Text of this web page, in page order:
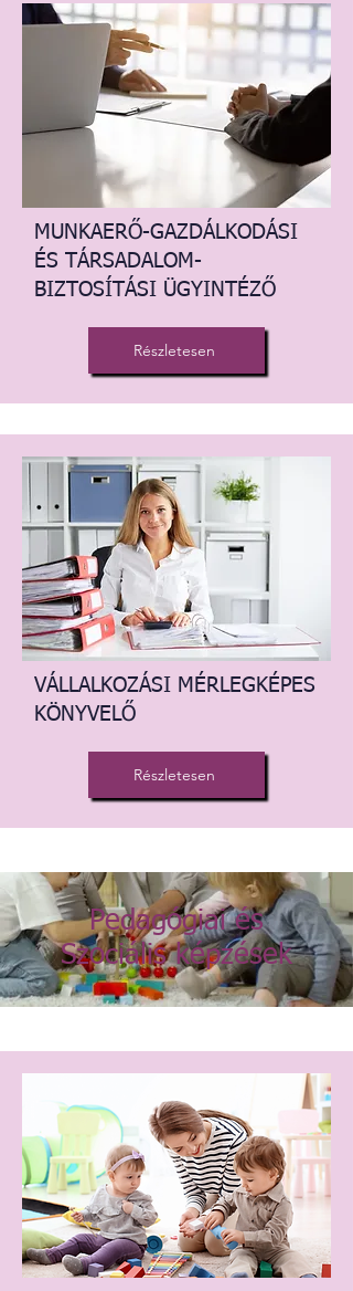
MUNKAERŐ-GAZDÁLKODÁSI
ÉS TÁRSADALOM-
BIZTOSÍTÁSI ÜGYINTÉZŐ
Részletesen
VÁLLALKOZÁSI MÉRLEGKÉPES
KÖNYVELŐ
Részletesen
Pedagógiai és
Szociális képzések